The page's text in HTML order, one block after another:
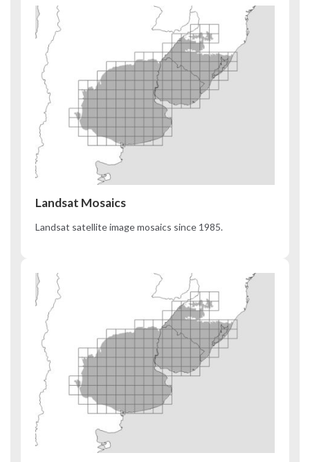
Landsat Mosaics
Landsat satellite image mosaics since 1985.